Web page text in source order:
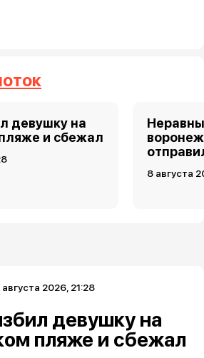
девушку на
и сбежал
8 августа
августа 2026, 21:28
девушку на
пляже и сбежал